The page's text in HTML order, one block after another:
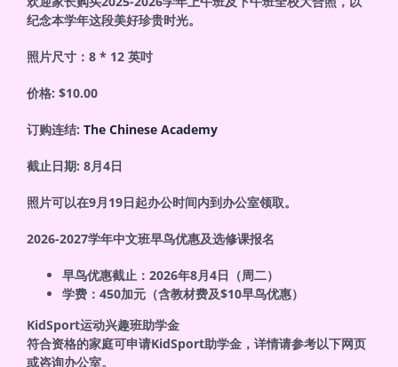
纪念本学年这段美好珍贵时光。
照片尺寸：8 * 12 英吋
价格: $10.00
订购连结: The Chinese Academy
截止日期: 8月4日
照片可以在9月19日起办公时间内到办公室领取。
2026-2027学年中文班早鸟优惠及选修课报名
早鸟优惠截止：2026年8月4日（周二）
学费：450加元（含教材费及$10早鸟优惠）
KidSport运动兴趣班助学金
符合资格的家庭可申请KidSport助学金，详情请参考以下网页
或咨询办公室。